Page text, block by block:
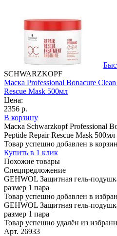
SCHWARZKOPF
Маска Professional Bonacure
Rescue Mask 500мл
Цена:
2356 р.
В корзину
Маска Schwarzkopf Professional
Peptide Repair Rescue Mask 500мл
Товар успешно добавлен в
Купить в 1 клик
Похожие товары
Спецпредложение
GEHWOL Защитная гель-
размер 1 пара
Товар успешно добавлен в
GEHWOL Защитная гель-
размер 1 пара
Товар успешно удалён из
Арт. 26933